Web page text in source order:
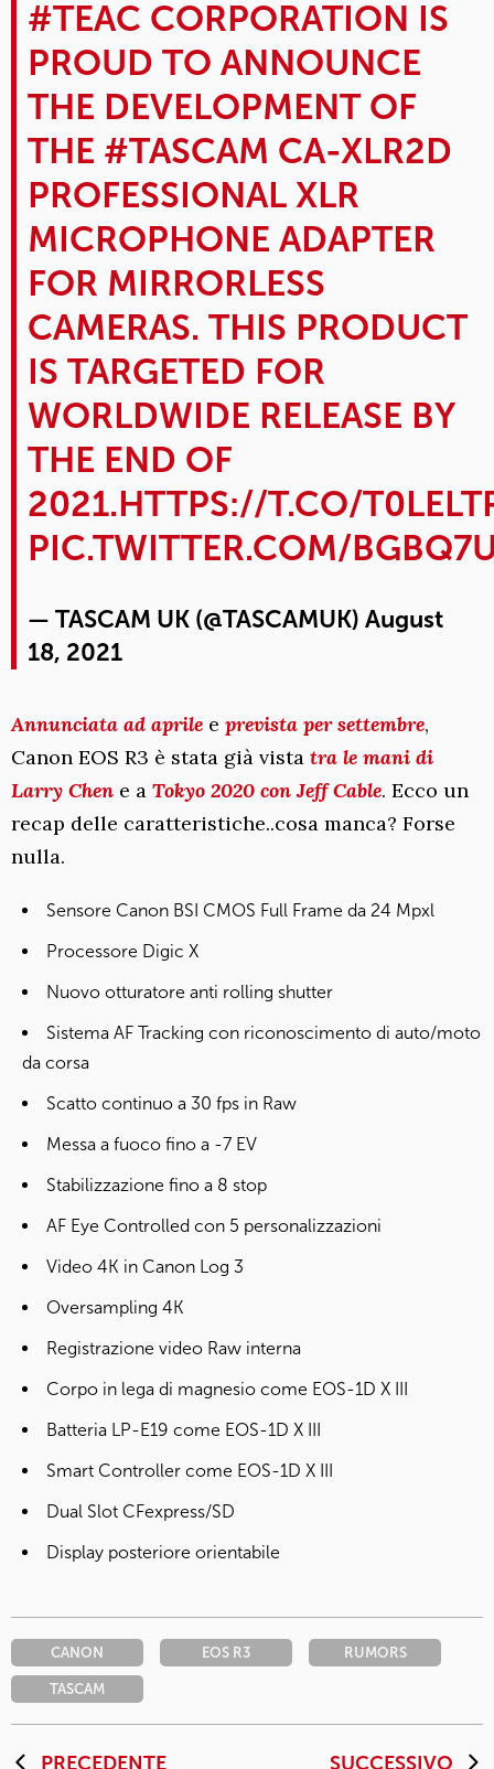
#TEAC CORPORATION IS
PROUD TO ANNOUNCE
THE DEVELOPMENT OF
THE #TASCAM CA-XLR2D
PROFESSIONAL XLR
MICROPHONE ADAPTER
FOR MIRRORLESS
CAMERAS. THIS PRODUCT
IS TARGETED FOR
WORLDWIDE RELEASE BY
THE END OF
2021.HTTPS://T.CO/
PIC.TWITTER.COM/
— TASCAM UK (@TASCAMUK) August
18, 2021
Annunciata ad aprile e prevista per settembre,
Canon EOS R3 è stata già vista tra le mani di
Larry Chen e a Tokyo 2020 con Jeff Cable. Ecco un
recap delle caratteristiche..cosa manca? Forse
nulla.
Sensore Canon BSI CMOS Full Frame da 24 Mpxl
Processore Digic X
Nuovo otturatore anti rolling shutter
Sistema AF Tracking con riconoscimento di auto/moto
da corsa
Scatto continuo a 30 fps in Raw
Messa a fuoco fino a -7 EV
Stabilizzazione fino a 8 stop
AF Eye Controlled con 5 personalizzazioni
Video 4K in Canon Log 3
Oversampling 4K
Registrazione video Raw interna
Corpo in lega di magnesio come EOS-1D X III
Batteria LP-E19 come EOS-1D X III
Smart Controller come EOS-1D X III
Dual Slot CFexpress/SD
Display posteriore orientabile
CANON EOS R3 RUMORS
TASCAM
PRECEDENTE SUCCESSIVO